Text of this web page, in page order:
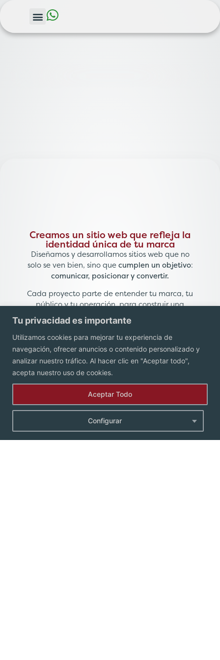
Tu privacidad es importante
Utilizamos cookies para mejorar tu experiencia de
navegación, ofrecer anuncios o contenido personalizado y
analizar nuestro tráfico. Al hacer clic en "Aceptar todo",
acepta nuestro uso de cookies.
Configurar
Aceptar Todo
CONTÁCTANOS
Creamos un sitio web que refleja la
identidad única de tu marca​
Diseñamos y desarrollamos sitios web que no
solo se ven bien, sino quecumplen un objetivo:
comunicar, posicionar y convertir.
Cada proyecto parte de entender tu marca, tu
público y tu operación, para construir una
solución digital
útil, clara y escalable
Muestre su producto de la mejor manera
posible
consulta gratuita y descubrir cómo podemos ayudarte a
construir la página web perfecta para tu empresa.